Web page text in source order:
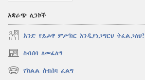
አቋራጭ ሊንኮች
አንድ የይሖዋ ምሥክር እንዲያነጋግርህ ትፈልጋለህ?
ስብሰባ ለመፈለግ
(አዲስ
ዊንዶው
ክፈት)
የክልል ስብሰባ ፈልግ
(አዲስ